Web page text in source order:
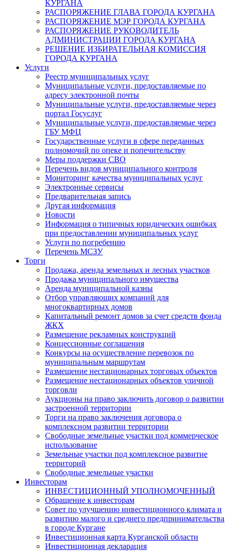
КУРГАНА
РАСПОРЯЖЕНИЕ ГЛАВА ГОРОДА КУРГАНА
РАСПОРЯЖЕНИЕ МЭР ГОРОДА КУРГАНА
РАСПОРЯЖЕНИЕ РУКОВОДИТЕЛЬ
АДМИНИСТРАЦИИ ГОРОДА КУРГАНА
РЕШЕНИЕ ИЗБИРАТЕЛЬНАЯ КОМИССИЯ
ГОРОДА КУРГАНА
Услуги
Реестр муниципальных услуг
Муниципальные услуги, предоставляемые по
адресу электронной почты
Муниципальные услуги, предоставляемые через
портал Госуслуг
Муниципальные услуги, предоставляемые через
ГБУ МФЦ
Государственные услуги в сфере переданных
полномочий по опеке и попечительству
Меры поддержки СВО
Перечень видов муниципального контроля
Мониторинг качества муниципальных услуг
Электронные сервисы
Предварительная запись
Другая информация
Новости
Информация о типичных юридических ошибках
при предоставлении муниципальных услуг
Услуги по погребению
Перечень МСЗУ
Торги
Продажа, аренда земельных и лесных участков
Продажа муниципального имущества
Аренда муниципальной казны
Отбор управляющих компаний для
многоквартирных домов
Капитальный ремонт домов за счет средств фонда
ЖКХ
Размещение рекламных конструкций
Концессионные соглашения
Конкурсы на осуществление перевозок по
муниципальным маршрутам
Размещение нестационарных торговых объектов
Размещение нестационарных объектов уличной
торговли
Аукционы на право заключить договор о развитии
застроенной территории
Торги на право заключения договора о
комплексном развитии территории
Свободные земельные участки под коммерческое
использование
Земельные участки под комплексное развитие
территорий
Свободные земельные участки
Инвесторам
ИНВЕСТИЦИОННЫЙ УПОЛНОМОЧЕННЫЙ
Обращение к инвесторам
Совет по улучшению инвестиционного климата и
развитию малого и среднего предпринимательства
в городе Кургане
Инвестиционная карта Курганской области
Инвестиционная декларация